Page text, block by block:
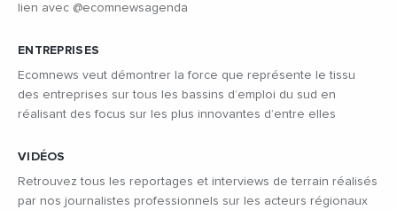
lien avec @ecomnewsagenda
ENTREPRISES
Ecomnews veut démontrer la force que représente le tissu
des entreprises sur tous les bassins d’emploi du sud en
réalisant des focus sur les plus innovantes d’entre elles
VIDÉOS
Retrouvez tous les reportages et interviews de terrain réalisés
par nos journalistes professionnels sur les acteurs régionaux